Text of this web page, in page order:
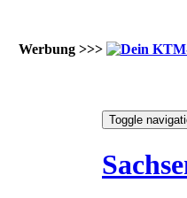
Werbung >>>
Toggle